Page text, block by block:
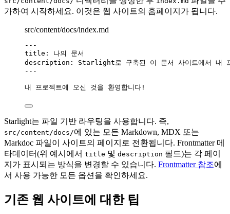
가하여 시작하세요. 이것은 웹 사이트의 홈페이지가 됩니다.
src/content/docs/index.md
---
title : 나의 문서
description : Starlight로 구축된 이 문서 사이트에서 내
---
내 프로젝트에 오신 것을 환영합니다!
Starlight는 파일 기반 라우팅을 사용합니다. 즉,
src/content/docs/에 있는 모든 Markdown, MDX 또는
Markdoc 파일이 사이트의 페이지로 전환됩니다. Frontmatter 메
타데이터(위 예시에서 title 및 description 필드)는 각 페이
지가 표시되는 방식을 변경할 수 있습니다. Frontmatter 참조에
서 사용 가능한 모든 옵션을 확인하세요.
기존 웹 사이트에 대한 팁